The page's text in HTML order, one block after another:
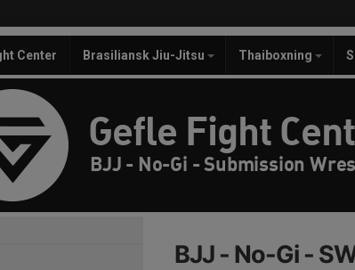
Center Brasiliansk Jiu-Jitsu Thaiboxning
Gefle Fight
BJJ - No-Gi - Submission
BJJ - No-Gi -